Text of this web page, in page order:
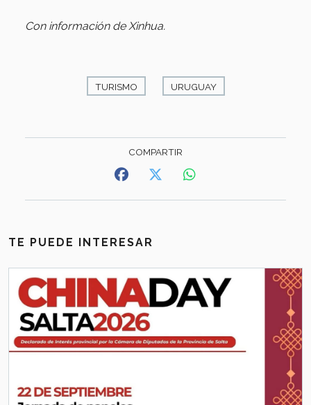
Con información de Xinhua.
TURISMO URUGUAY
TE PUEDE INTERESAR